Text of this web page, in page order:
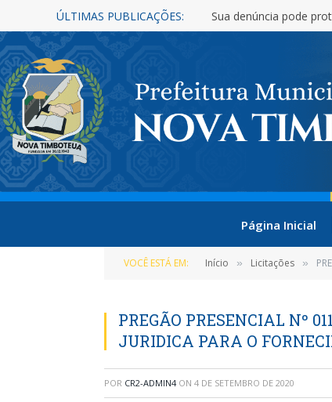
ÚLTIMAS PUBLICAÇÕES: Sua denúncia pode
Página Inicial
VOCÊ ESTÁ EM: Início » Licitações »
PREGÃO PRESENCIAL Nº
JURIDICA PARA O
POR CR2-ADMIN4 ON 4 DE SETEMBRO DE 2020